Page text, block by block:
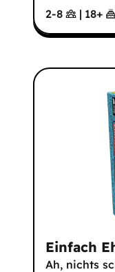
2-8
| 18+
Einfach
Ah, nichts